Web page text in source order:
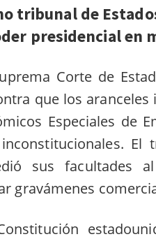
tribunal de
presidencialen
Corte de
que los aranceles
Especiales de
El
sus facultades
gravámenes